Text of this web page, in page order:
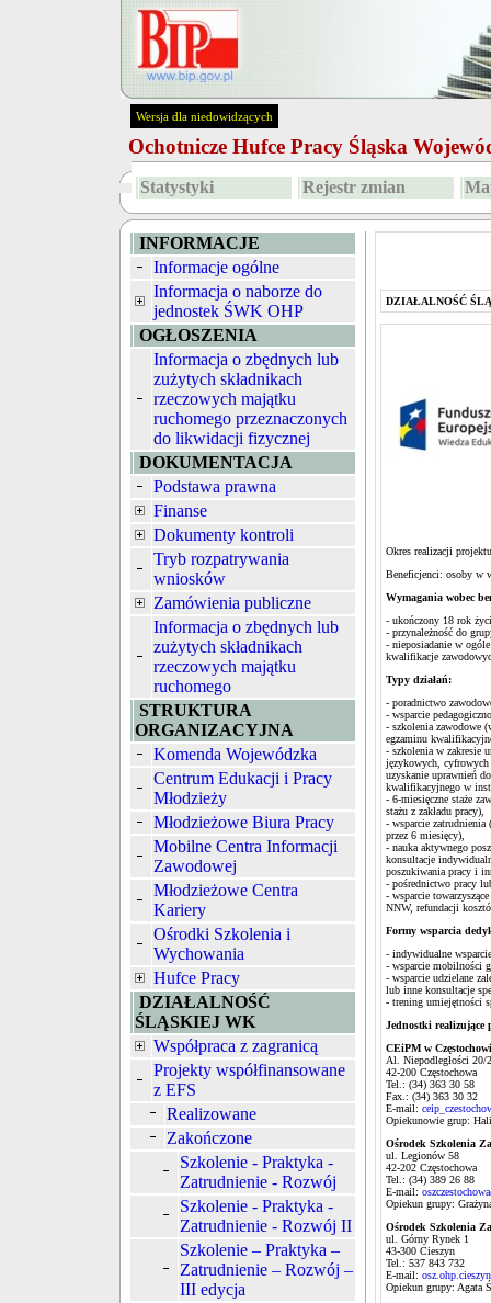
Wersja dla niedowidzących
Ochotnicze Hufce Pracy Śląska
Statystyki Rejestr zmian
INFORMACJE
Informacje ogólne
Informacja o naborze do
jednostek ŚWK OHP
OGŁOSZENIA
Informacja o zbędnych lub
zużytych składnikach
rzeczowych majątku
ruchomego przeznaczonych
do likwidacji fizycznej
DOKUMENTACJA
Podstawa prawna
Finanse
Dokumenty kontroli
Tryb rozpatrywania
wniosków
Zamówienia publiczne
Informacja o zbędnych lub
zużytych składnikach
rzeczowych majątku
ruchomego
STRUKTURA
ORGANIZACYJNA
Komenda Wojewódzka
Centrum Edukacji i Pracy
Młodzieży
Młodzieżowe Biura Pracy
Mobilne Centra Informacji
Zawodowej
Młodzieżowe Centra
Kariery
Ośrodki Szkolenia i
Wychowania
Hufce Pracy
DZIAŁALNOŚĆ
ŚLĄSKIEJ WK
Współpraca z zagranicą
Projekty współfinansowane
z EFS
Realizowane
Zakończone
Szkolenie - Praktyka -
Zatrudnienie - Rozwój
Szkolenie - Praktyka -
Zatrudnienie - Rozwój II
Szkolenie – Praktyka –
Zatrudnienie – Rozwój –
III edycja
DZIAŁALNOŚĆ
Okres realizacji
Beneficjenci: osoby w
Wymagania wobec
- ukończony 18 rok
- przynależność do
- nieposiadanie w
kwalifikacje
Typy działań:
- poradnictwo
- wsparcie
- szkolenia zawodowe
egzaminu
- szkolenia w zakresie
językowych,
uzyskanie uprawnień
kwalifikacyjnego w
- 6-miesięczne staże
stażu z zakładu pracy),
- wsparcie
przez 6 miesięcy),
- nauka aktywnego
konsultacje
poszukiwania pracy i
- pośrednictwo pracy
- wsparcie
NNW, refundacji
Formy wsparcia
- indywidualne
- wsparcie mobilności
- wsparcie udzielane
lub inne konsultacje
- trening umiejętności
Jednostki realizujące
CEiPM w
Al. Niepodległości 20/
42-200 Częstochowa
Tel.: (34) 363 30 58
Fax.: (34) 363 30 32
E-mail:
Opiekunowie grup:
Ośrodek Szkolenia
ul. Legionów 58
42-202 Częstochowa
Tel.: (34) 389 26 88
E-mail:
Opiekun grupy:
Ośrodek Szkolenia
ul. Górny Rynek 1
43-300 Cieszyn
Tel.: 537 843 732
E-mail:
Opiekun grupy: Agata